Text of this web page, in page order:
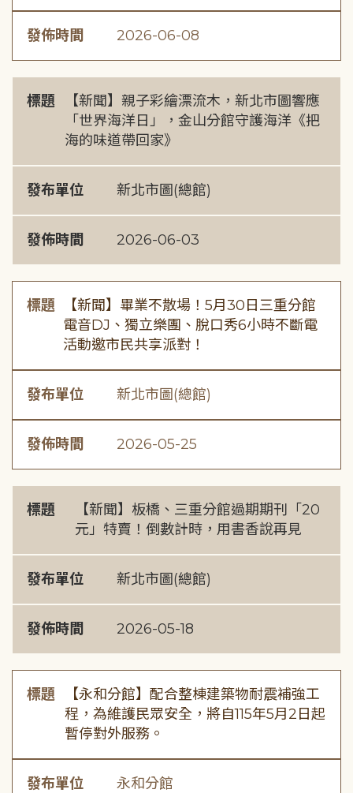
發佈時間 2026-06-08
標題
【新聞】親子彩繪漂流木，新北市圖響應
「世界海洋日」，金山分館守護海洋《把
海的味道帶回家》
發布單位 新北市圖(總館)
發佈時間 2026-06-03
標題
【新聞】畢業不散場！5月30日三重分館
電音DJ、獨立樂團、脫口秀6小時不斷電
活動邀市民共享派對！
發布單位 新北市圖(總館)
發佈時間 2026-05-25
標題
【新聞】板橋、三重分館過期期刊「20
元」特賣！倒數計時，用書香說再見
發布單位 新北市圖(總館)
發佈時間 2026-05-18
標題
【永和分館】配合整棟建築物耐震補強工
程，為維護民眾安全，將自115年5月2日起
暫停對外服務。
發布單位 永和分館